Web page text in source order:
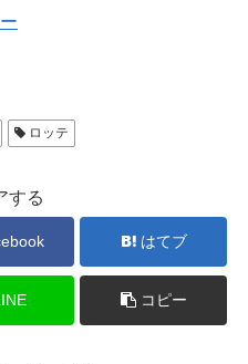
ロッテ
する
はてブ
コピー